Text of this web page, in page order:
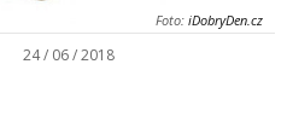
Foto: iDobryDen.cz
24 / 06 / 2018